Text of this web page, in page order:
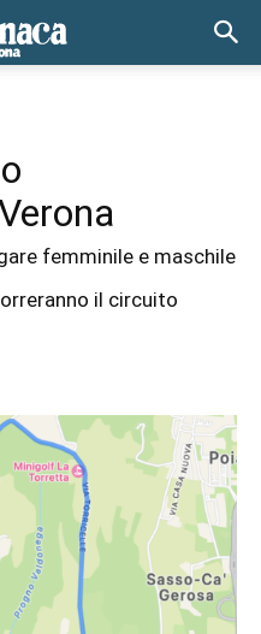
femminile e maschile
il circuito